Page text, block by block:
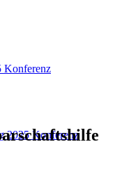
Konferenz
2025 Konferenz